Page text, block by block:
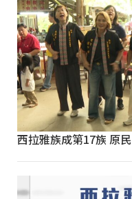
西拉雅族成第17族 原